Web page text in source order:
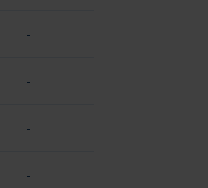
-
-
-
-